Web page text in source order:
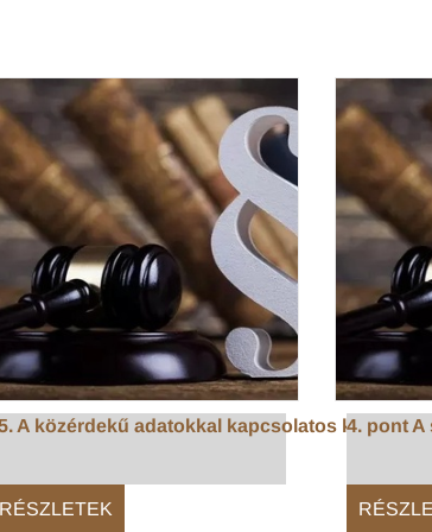
A közérdekű adatokkal kapcsolatos kötelező
RÉSZLETEK
4. pont A